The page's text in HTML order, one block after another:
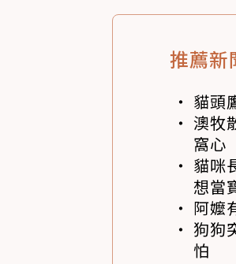
推薦新
貓頭
澳牧
窩心
貓咪
想當
阿嬤
狗狗
怕